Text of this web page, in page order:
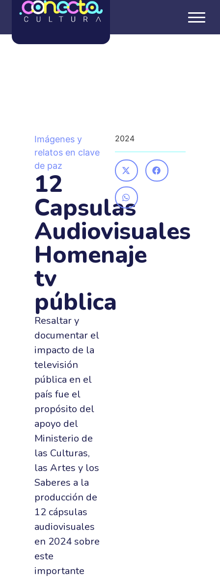
Imágenes y
relatos en clave
de paz
12
Capsulas
Audiovisuales
Homenaje
tv
pública
Resaltar y
documentar el
impacto de la
televisión
pública en el
país fue el
propósito del
apoyo del
Ministerio de
las Culturas,
las Artes y los
Saberes a la
producción de
12 cápsulas
audiovisuales
en 2024 sobre
este
importante
2024